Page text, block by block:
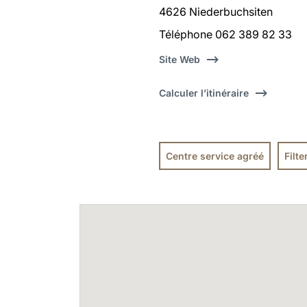
4626 Niederbuchsiten
Téléphone 062 389 82 33
Site Web
Calculer l’itinéraire
Centre service agréé